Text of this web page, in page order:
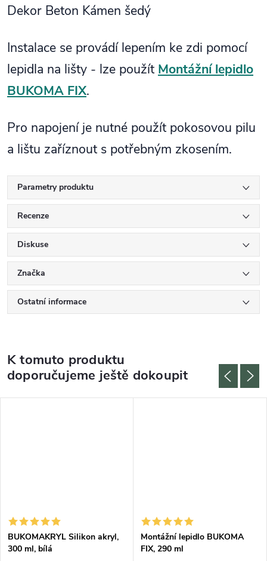
Dekor Beton Kámen šedý
Instalace se provádí lepením ke zdi pomocí
lepidla na lišty - lze použít Montážní lepidlo
BUKOMA FIX.
Pro napojení je nutné použít pokosovou pilu
a lištu zaříznout s potřebným zkosením.
Parametry produktu
Recenze
Diskuse
Značka
Ostatní informace
K tomuto produktu
doporučujeme ještě dokoupit
BUKOMAKRYL Silikon akryl,
300 ml, bílá
Montážní lepidlo BUKOMA
FIX, 290 ml